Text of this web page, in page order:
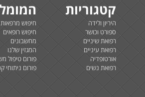
קטגוריות
היריון ולידה
ספורט וכושר
רפואת שיניים
רפואת עיניים
אורטופדיה
רפואת נשים
חיפוש מרפאות
חיפוש רופאים
מחשבונים
המגזין שלנו
פורום טיפול
פורום ניתוחי